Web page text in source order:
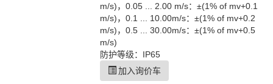
m/s)，0.05 ... 2.00 m/s：±(1% of mv+0.1
m/s)，0.1 ... 10.00m/s：±(1% of mv+0.2
m/s)，0.5 ... 30.00m/s：±(1% of mv+0.5
m/s)
防护等级：IP65
加入询价车